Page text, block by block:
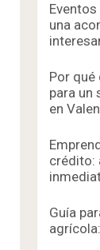
una
Por qué
para un
en
crédito:
Guía